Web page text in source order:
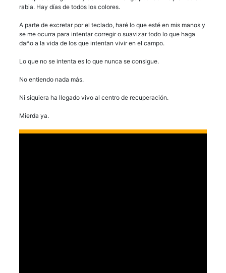
rabia. Hay días de todos los colores.
A parte de excretar por el teclado, haré lo que esté en mis manos y
se me ocurra para intentar corregir o suavizar todo lo que haga
daño a la vida de los que intentan vivir en el campo.
Lo que no se intenta es lo que nunca se consigue.
No entiendo nada más.
Ni siquiera ha llegado vivo al centro de recuperación.
Mierda ya.